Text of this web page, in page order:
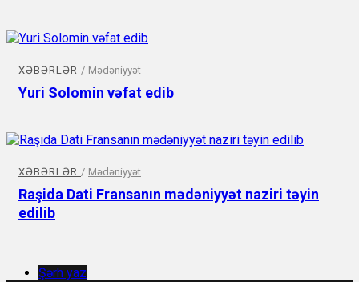
XƏBƏRLƏR / Mədəniyyət
Yuri Solomin vəfat edib
XƏBƏRLƏR / Mədəniyyət
Raşida Dati Fransanın mədəniyyət naziri təyin
edilib
Şərh yaz